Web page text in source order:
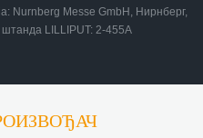
Nurnberg Messe GmbH, Нирнберг,
LILLIPUT: 2-455A